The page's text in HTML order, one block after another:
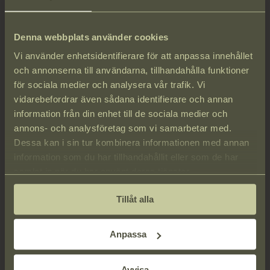
Denna webbplats använder cookies
Vi använder enhetsidentifierare för att anpassa innehållet
och annonserna till användarna, tillhandahålla funktioner
för sociala medier och analysera vår trafik. Vi
vidarebefordrar även sådana identifierare och annan
information från din enhet till de sociala medier och
annons- och analysföretag som vi samarbetar med.
Dessa kan i sin tur kombinera informationen med annan
Tillåt alla
Anpassa
OM POOL LOUNGE
LÄS MER